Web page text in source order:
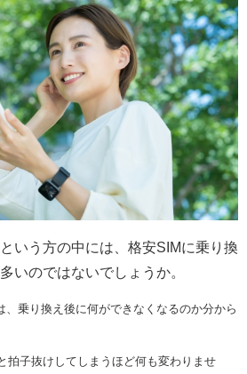
いう方の中には、格安SIMに乗り換
いのではないでしょうか。
、乗り換え後に何ができなくなるのか分から
拍子抜けしてしまうほど何も変わりませ